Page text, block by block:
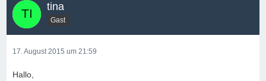
tina
Gast
17. August 2015 um 21:59
Hallo,